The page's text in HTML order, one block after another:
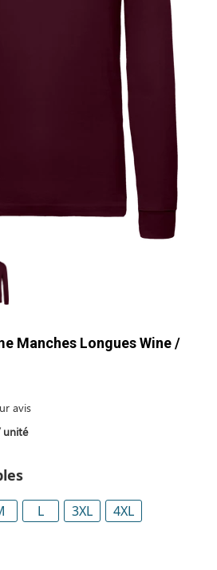
Manches Longues Wine /
avis
L 3XL
4XL